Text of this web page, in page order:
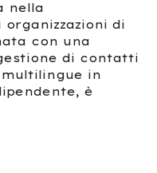
nella
di
con una
di contatti
in
è